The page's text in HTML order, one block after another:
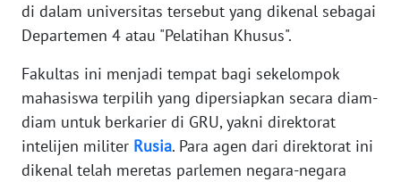
di dalam universitas tersebut yang dikenal sebagai
Departemen 4 atau "Pelatihan Khusus".
Fakultas ini menjadi tempat bagi sekelompok
mahasiswa terpilih yang dipersiapkan secara diam-
diam untuk berkarier di GRU, yakni direktorat
intelijen militer Rusia. Para agen dari direktorat ini
dikenal telah meretas parlemen negara-negara
WN
WN
JAKARTA
WN